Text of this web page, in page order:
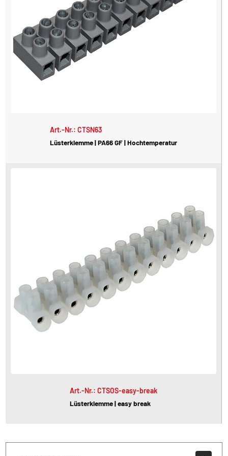
Art.-Nr.: CTSN63
Lüsterklemme | PA66 GF | Hochtemperatur
Art.-Nr.: CTSOS-easy-break
Lüsterklemme | easy break